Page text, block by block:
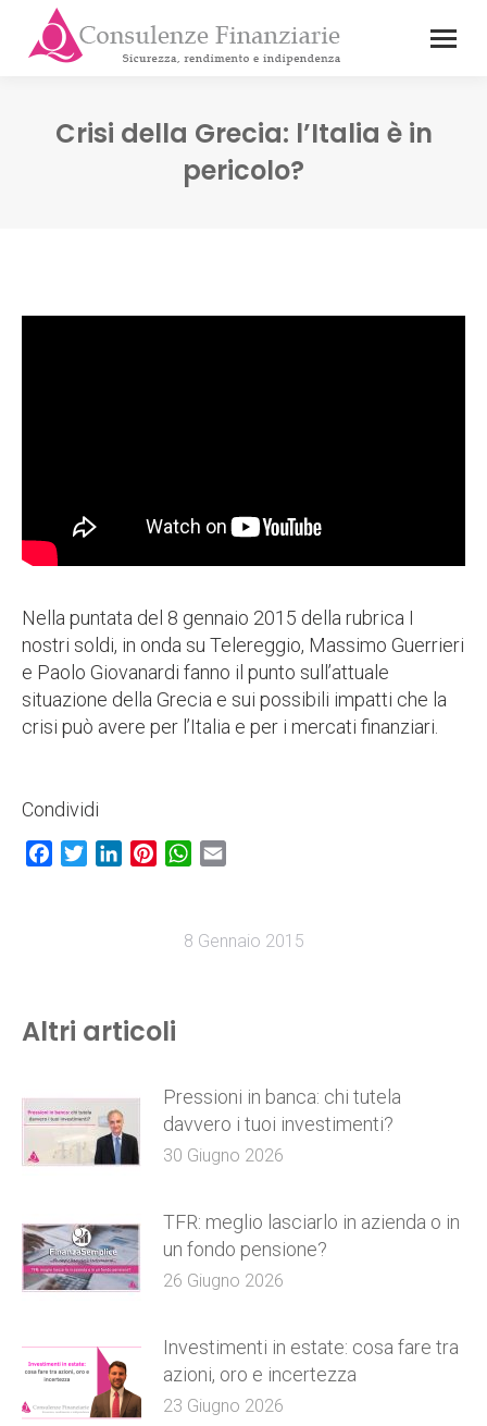
Crisi della Grecia: l’Italia è in
pericolo?
Nella puntata del 8 gennaio 2015 della rubrica I
nostri soldi, in onda su Telereggio, Massimo Guerrieri
e Paolo Giovanardi fanno il punto sull’attuale
situazione della Grecia e sui possibili impatti che la
crisi può avere per l’Italia e per i mercati finanziari.
Condividi
Facebook
TwitterLinkedInPinterestWhatsApp
8 Gennaio 2015
Altri articoli
Pressioni in banca: chi tutela
davvero i tuoi investimenti?
30 Giugno 2026
TFR: meglio lasciarlo in azienda o in
un fondo pensione?
26 Giugno 2026
Investimenti in estate: cosa fare tra
azioni, oro e incertezza
23 Giugno 2026